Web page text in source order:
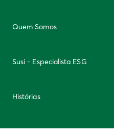
Quem Somos
Susi - Especialista ESG
Histórias
Newsletter